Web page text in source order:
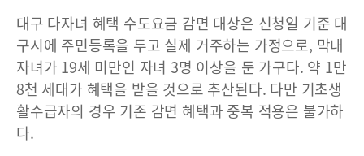
대구 다자녀 혜택 수도요금 감면 대상은 신청일 기준 대
구시에 주민등록을 두고 실제 거주하는 가정으로, 막내
자녀가 19세 미만인 자녀 3명 이상을 둔 가구다. 약 1만
8천 세대가 혜택을 받을 것으로 추산된다. 다만 기초생
활수급자의 경우 기존 감면 혜택과 중복 적용은 불가하
다.